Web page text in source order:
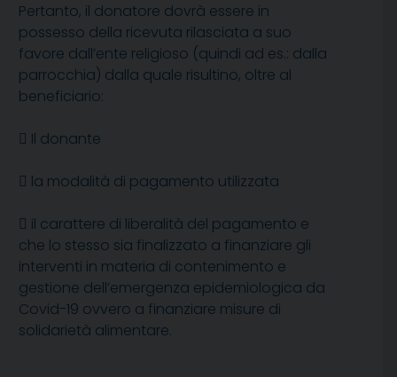
Pertanto, il donatore dovrà essere in
possesso della ricevuta rilasciata a suo
favore dall’ente religioso (quindi ad es.: dalla
parrocchia) dalla quale risultino, oltre al
beneficiario:
 Il donante
 la modalità di pagamento utilizzata
 il carattere di liberalità del pagamento e
che lo stesso sia finalizzato a finanziare gli
interventi in materia di contenimento e
gestione dell’emergenza epidemiologica da
Covid-19 ovvero a finanziare misure di
solidarietà alimentare.